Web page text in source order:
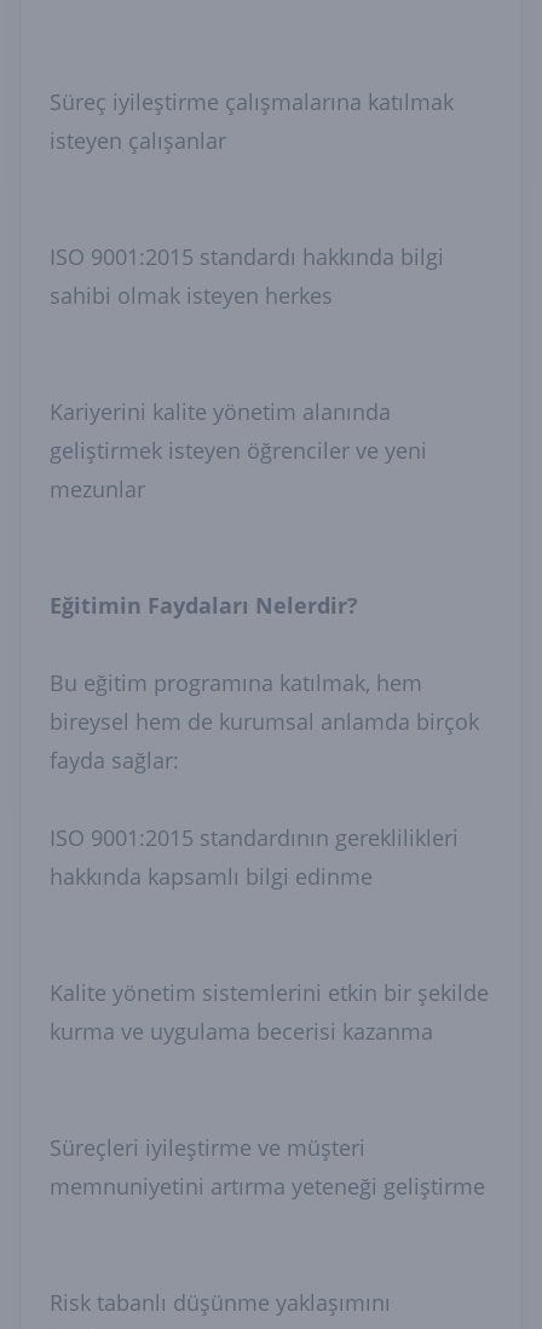
Süreç iyileştirme çalışmalarına katılmak
isteyen çalışanlar
ISO 9001:2015 standardı hakkında bilgi
sahibi olmak isteyen herkes
Kariyerini kalite yönetim alanında
geliştirmek isteyen öğrenciler ve yeni
mezunlar
Eğitimin Faydaları Nelerdir?
Bu eğitim programına katılmak, hem
bireysel hem de kurumsal anlamda birçok
fayda sağlar:
ISO 9001:2015 standardının gereklilikleri
hakkında kapsamlı bilgi edinme
Kalite yönetim sistemlerini etkin bir şekilde
kurma ve uygulama becerisi kazanma
Süreçleri iyileştirme ve müşteri
memnuniyetini artırma yeteneği geliştirme
Risk tabanlı düşünme yaklaşımını